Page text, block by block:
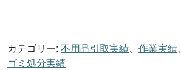
カテゴリー: 不用品引取実績、 作業実績、
ゴミ処分実績